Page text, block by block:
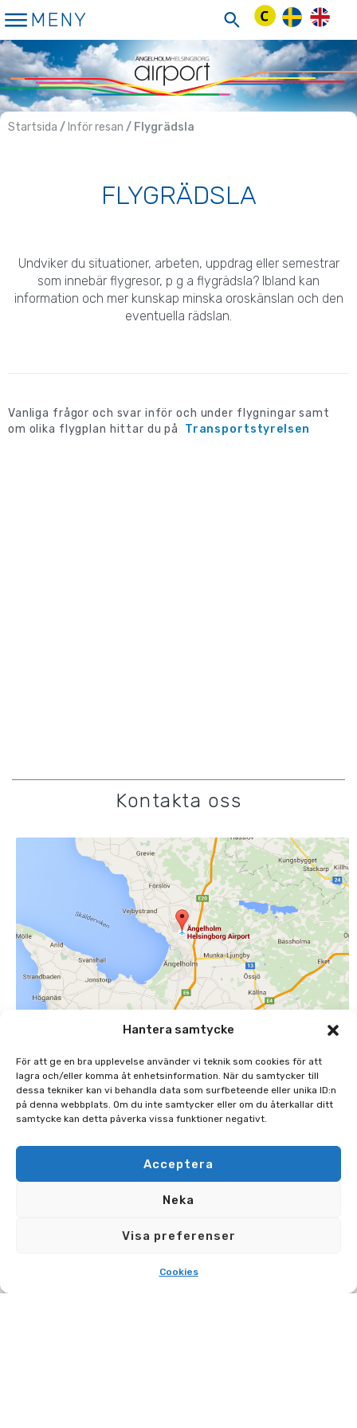
Hantera samtycke
För att ge en bra upplevelse använder vi teknik som cookies för att
lagra och/eller komma åt enhetsinformation. När du samtycker till
dessa tekniker kan vi behandla data som surfbeteende eller unika ID:n
på denna webbplats. Om du inte samtycker eller om du återkallar ditt
samtycke kan detta påverka vissa funktioner negativt.
Acceptera
Neka
Visa preferenser
Cookies
till
innehåll
MENY
Startsida / Inför resan / Flygrädsla
FLYGRÄDSLA
Undviker du situationer, arbeten, uppdrag eller semestrar
som innebär flygresor, p g a flygrädsla? Ibland kan
information och mer kunskap minska oroskänslan och den
eventuella rädslan.
Vanliga frågor och svar inför och under flygningar samt
om olika flygplan hittar du på Transportstyrelsen
Kontakta oss
ÄNGELHOLMS FLYGPLATS AB
MARGRETETORPSVÄGEN 445, 262 91 ÄNGELHOLM
0431-48 45 00
FÖLJ OSS PÅ SOCIALA MEDIER
AVIATION INFO